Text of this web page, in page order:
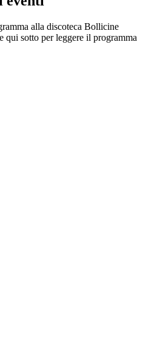
alla discoteca Bollicine
qui sotto per leggere il programma